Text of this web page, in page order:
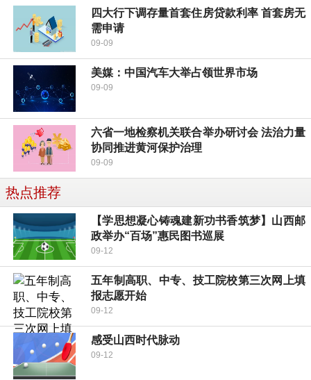
四大行下调存量首套住房贷款利率 首套房无
需申请
09-09
美媒：中国汽车大举占领世界市场
09-09
六省一地检察机关联合举办研讨会 法治力量
协同推进黄河保护治理
09-09
热点推荐
【学思想凝心铸魂建新功书香筑梦】山西邮
政举办“百场”惠民图书巡展
09-12
五年制高职、中专、技工院校第三次网上填
报志愿开始
09-12
感受山西时代脉动
09-12